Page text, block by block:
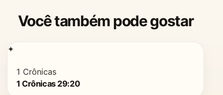
Você também pode gostar
✦
1 Crônicas
1 Crônicas 29:20